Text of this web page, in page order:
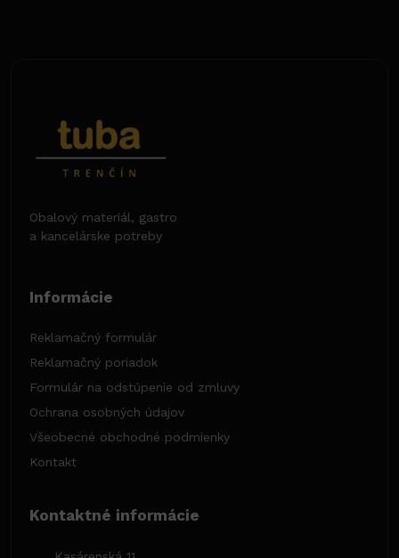
Obalový materiál, gastro
a kancelárske potreby
Informácie
Reklamačný formulár
Reklamačný poriadok
Formulár na odstúpenie od zmluvy
Ochrana osobných údajov
Všeobecné obchodné podmienky
Kontakt
Kontaktné informácie